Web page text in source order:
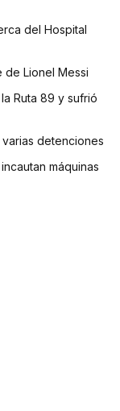
del Hospital
Lionel Messi
Ruta 89 y sufrió
detenciones
máquinas